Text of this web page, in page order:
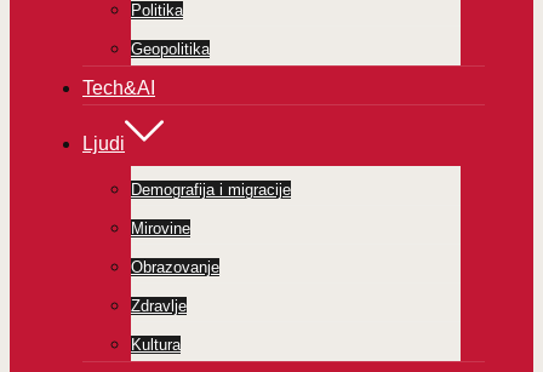
Politika
Geopolitika
Tech&AI
Ljudi
Demografija i migracije
Mirovine
Obrazovanje
Zdravlje
Kultura